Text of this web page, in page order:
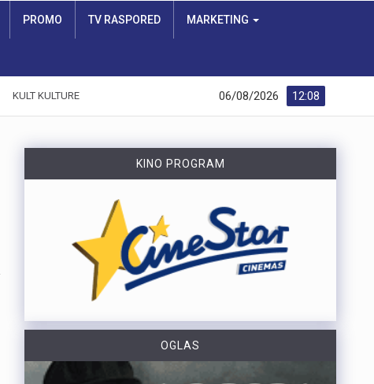
PROMO TV RASPORED MARKETING
KULT KULTURE 12:08
06/08/2026
KINO PROGRAM
OGLAS